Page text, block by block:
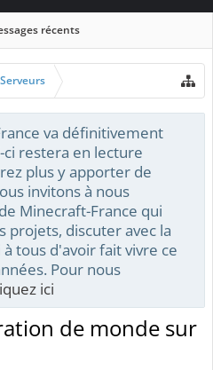
récents
Serveurs
va définitivement
restera en lecture
plus y apporter de
invitons à nous
Minecraft-France qui
discuter avec la
tous d'avoir fait vivre ce
Pour nous
ici
de monde sur